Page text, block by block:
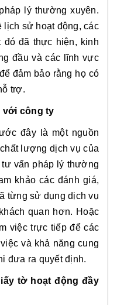
lý thường xuyên.
lịch sử hoạt động, các
đó đã thực hiện, kinh
đầu và các lĩnh vực
đảm bảo rằng họ có
trợ.
với công ty
đây là một nguồn
lượng dịch vụ của
tư vấn pháp lý thường
khảo các đánh giá,
từng sử dụng dịch vụ
quan hơn. Hoặc
việc trực tiếp để các
việcvà khả năng cung
đưa ra quyết định.
tờ hoạt động đầy